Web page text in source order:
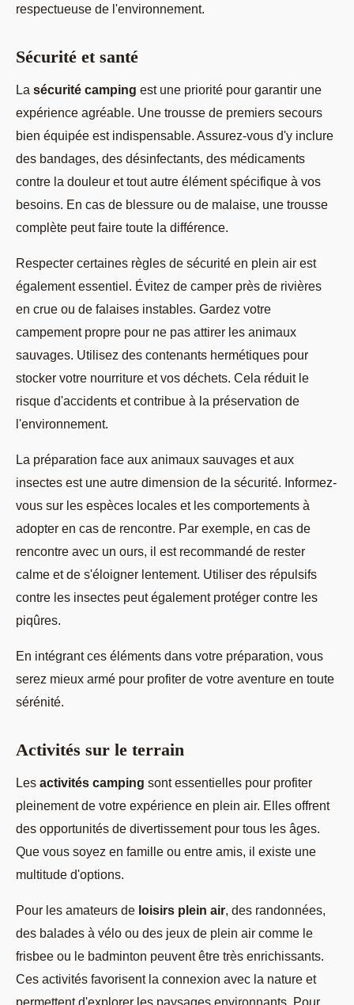
respectueuse de l'environnement.
Sécurité et santé
La sécurité camping est une priorité pour garantir une
expérience agréable. Une trousse de premiers secours
bien équipée est indispensable. Assurez-vous d'y inclure
des bandages, des désinfectants, des médicaments
contre la douleur et tout autre élément spécifique à vos
besoins. En cas de blessure ou de malaise, une trousse
complète peut faire toute la différence.
Respecter certaines règles de sécurité en plein air est
également essentiel. Évitez de camper près de rivières
en crue ou de falaises instables. Gardez votre
campement propre pour ne pas attirer les animaux
sauvages. Utilisez des contenants hermétiques pour
stocker votre nourriture et vos déchets. Cela réduit le
risque d'accidents et contribue à la préservation de
l'environnement.
La préparation face aux animaux sauvages et aux
insectes est une autre dimension de la sécurité. Informez-
vous sur les espèces locales et les comportements à
adopter en cas de rencontre. Par exemple, en cas de
rencontre avec un ours, il est recommandé de rester
calme et de s'éloigner lentement. Utiliser des répulsifs
contre les insectes peut également protéger contre les
piqûres.
En intégrant ces éléments dans votre préparation, vous
serez mieux armé pour profiter de votre aventure en toute
sérénité.
Activités sur le terrain
Les activités camping sont essentielles pour profiter
pleinement de votre expérience en plein air. Elles offrent
des opportunités de divertissement pour tous les âges.
Que vous soyez en famille ou entre amis, il existe une
multitude d'options.
Pour les amateurs de loisirs plein air , des randonnées,
des balades à vélo ou des jeux de plein air comme le
frisbee ou le badminton peuvent être très enrichissants.
Ces activités favorisent la connexion avec la nature et
permettent d'explorer les paysages environnants. Pour